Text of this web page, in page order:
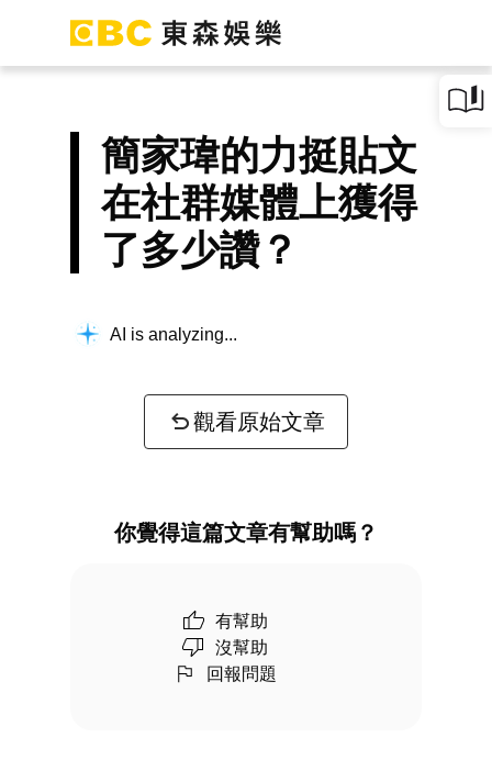
簡家瑋的力挺貼文
在社群媒體上獲得
了多少讚？
AI is analyzing...
觀看原始文章
你覺得這篇文章有幫助嗎？
有幫助
沒幫助
回報問題